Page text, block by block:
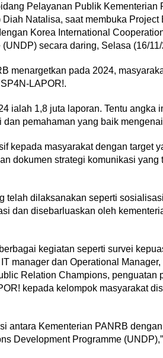
Pelayanan Publik Kementerian
Natalisa, saat membuka Project
Korea International
secara daring, Selasa (16/
menargetkan pada 2024,
LAPOR!.
ialah 1,8 juta laporan. Tentu angka
pemahaman yang baik
kepada masyarakat dengan target
dokumen strategi komunikasi
telah dilaksanakan seperti
dan disebarluaskan oleh
kegiatan seperti survei
manager dan Operational
Relation Champions, penguatan
kepada kelompok masyarakat
antara Kementerian PANRB
Development Programme